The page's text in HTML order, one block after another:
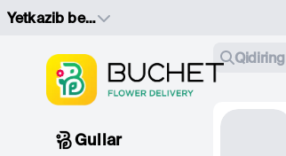
Yetkazib berish manzilini tanlang
Qidiring
Gullar